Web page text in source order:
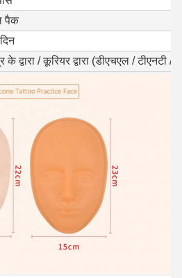
पैक
के द्वारा / कूरियर द्वारा (डीएचएल / टीएनटी